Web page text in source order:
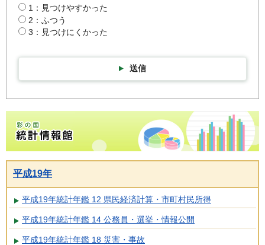
1：見つけやすかった
2：ふつう
3：見つけにくかった
送信
彩の国統計情報館トップページ
平成19年
平成19年統計年鑑 12 県民経済計算・市町村民所得
平成19年統計年鑑 14 公務員・選挙・情報公開
平成19年統計年鑑 18 災害・事故